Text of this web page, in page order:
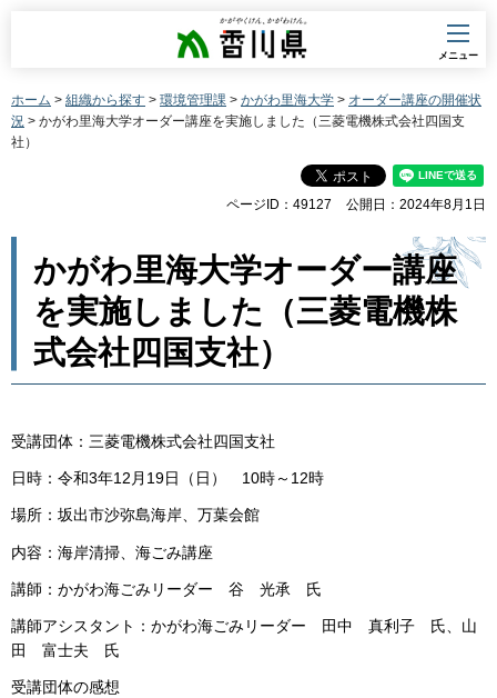
香川県
メニュー
ホーム > 組織から探す > 環境管理課 > かがわ里海大学 > オーダー講座の開催状
況 > かがわ里海大学オーダー講座を実施しました（三菱電機株式会社四国支
社）
ページID：49127 公開日：2024年8月1日
かがわ里海大学オーダー講座
を実施しました（三菱電機株
式会社四国支社）
受講団体：三菱電機株式会社四国支社
日時：令和3年12月19日（日） 10時～12時
場所：坂出市沙弥島海岸、万葉会館
内容：海岸清掃、海ごみ講座
講師：かがわ海ごみリーダー 谷 光承 氏
講師アシスタント：かがわ海ごみリーダー 田中 真利子 氏、山
田 富士夫 氏
受講団体の感想